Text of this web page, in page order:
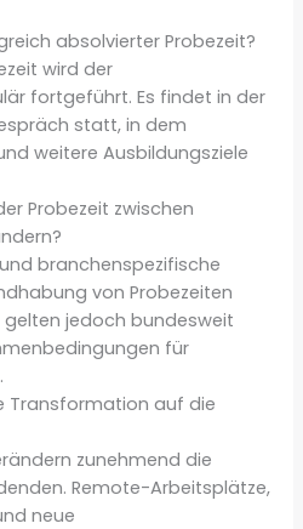
absolvierter Probezeit?
wird der
fortgeführt. Es findet in der
statt, in dem
weitere Ausbildungsziele
Probezeit zwischen
branchenspezifische
von Probezeiten
jedoch bundesweit
für
Transformation auf die
zunehmend die
Remote-Arbeitsplätze,
neue